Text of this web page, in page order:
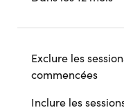
Exclure les
commencées
Inclure les